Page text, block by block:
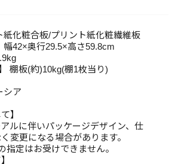
紙化粧合板/プリント紙化粧繊維板
幅42×奥行29.5×高さ59.8cm
棚板(約)10kg(棚1枚当り)
シア
】
ルに伴いパッケージデザイン、仕
変更になる場合があります。
指定はお受けできません。